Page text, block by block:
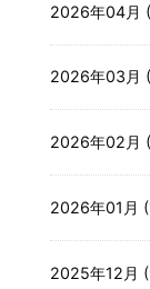
2026年04月
2026年03月
2026年02月
2026年01月
2025年12月